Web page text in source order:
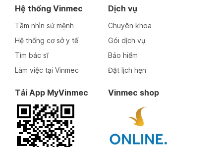
Hệ thống Vinmec
Tầm nhìn sứ mệnh
Hệ thống cơ sở y tế
Tìm bác sĩ
Làm việc tại Vinmec
Dịch vụ
Chuyên khoa
Gói dịch vụ
Bảo hiểm
Đặt lịch hẹn
Tải App MyVinmec Vinmec shop